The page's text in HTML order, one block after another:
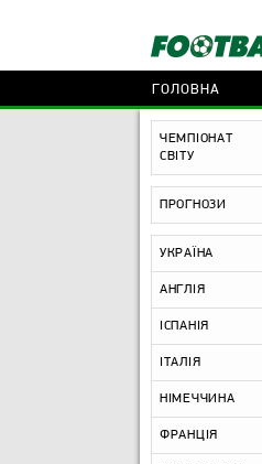
ГОЛОВНА
ЧЕМПІОНАТ
СВІТУ
ПРОГНОЗИ
УКРАЇНА
АНГЛІЯ
ІСПАНІЯ
ІТАЛІЯ
НІМЕЧЧИНА
ФРАНЦІЯ